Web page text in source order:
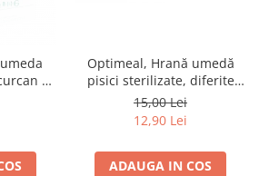
Optimeal, Hrană umedă
pisici sterilizate, diferite
arome, (3+1), 0.34kg
15,00 Lei
12,90 Lei
ADAUGA IN COS